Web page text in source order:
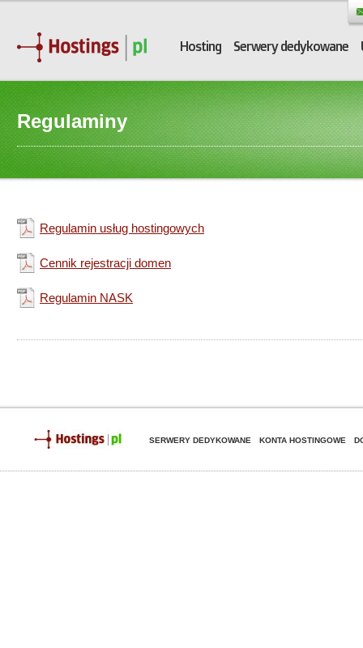
Hosting Serwery dedykowane
Regulaminy
Regulamin usług hostingowych
Cennik rejestracji domen
Regulamin NASK
SERWERY DEDYKOWANE KONTA HOSTINGOWE